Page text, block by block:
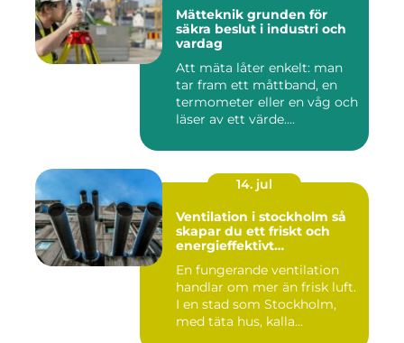
Mätteknik grunden för
säkra beslut i industri och
vardag
Att mäta låter enkelt: man
tar fram ett måttband, en
termometer eller en våg och
läser av ett värde....
14. jul
Ventilation i stockholm så
skapar du ett friskt och
energieffektivt
En fungerande ventilation
handlar om mer än frisk luft.
I en stad som Stockholm,
med täta hus, kalla...